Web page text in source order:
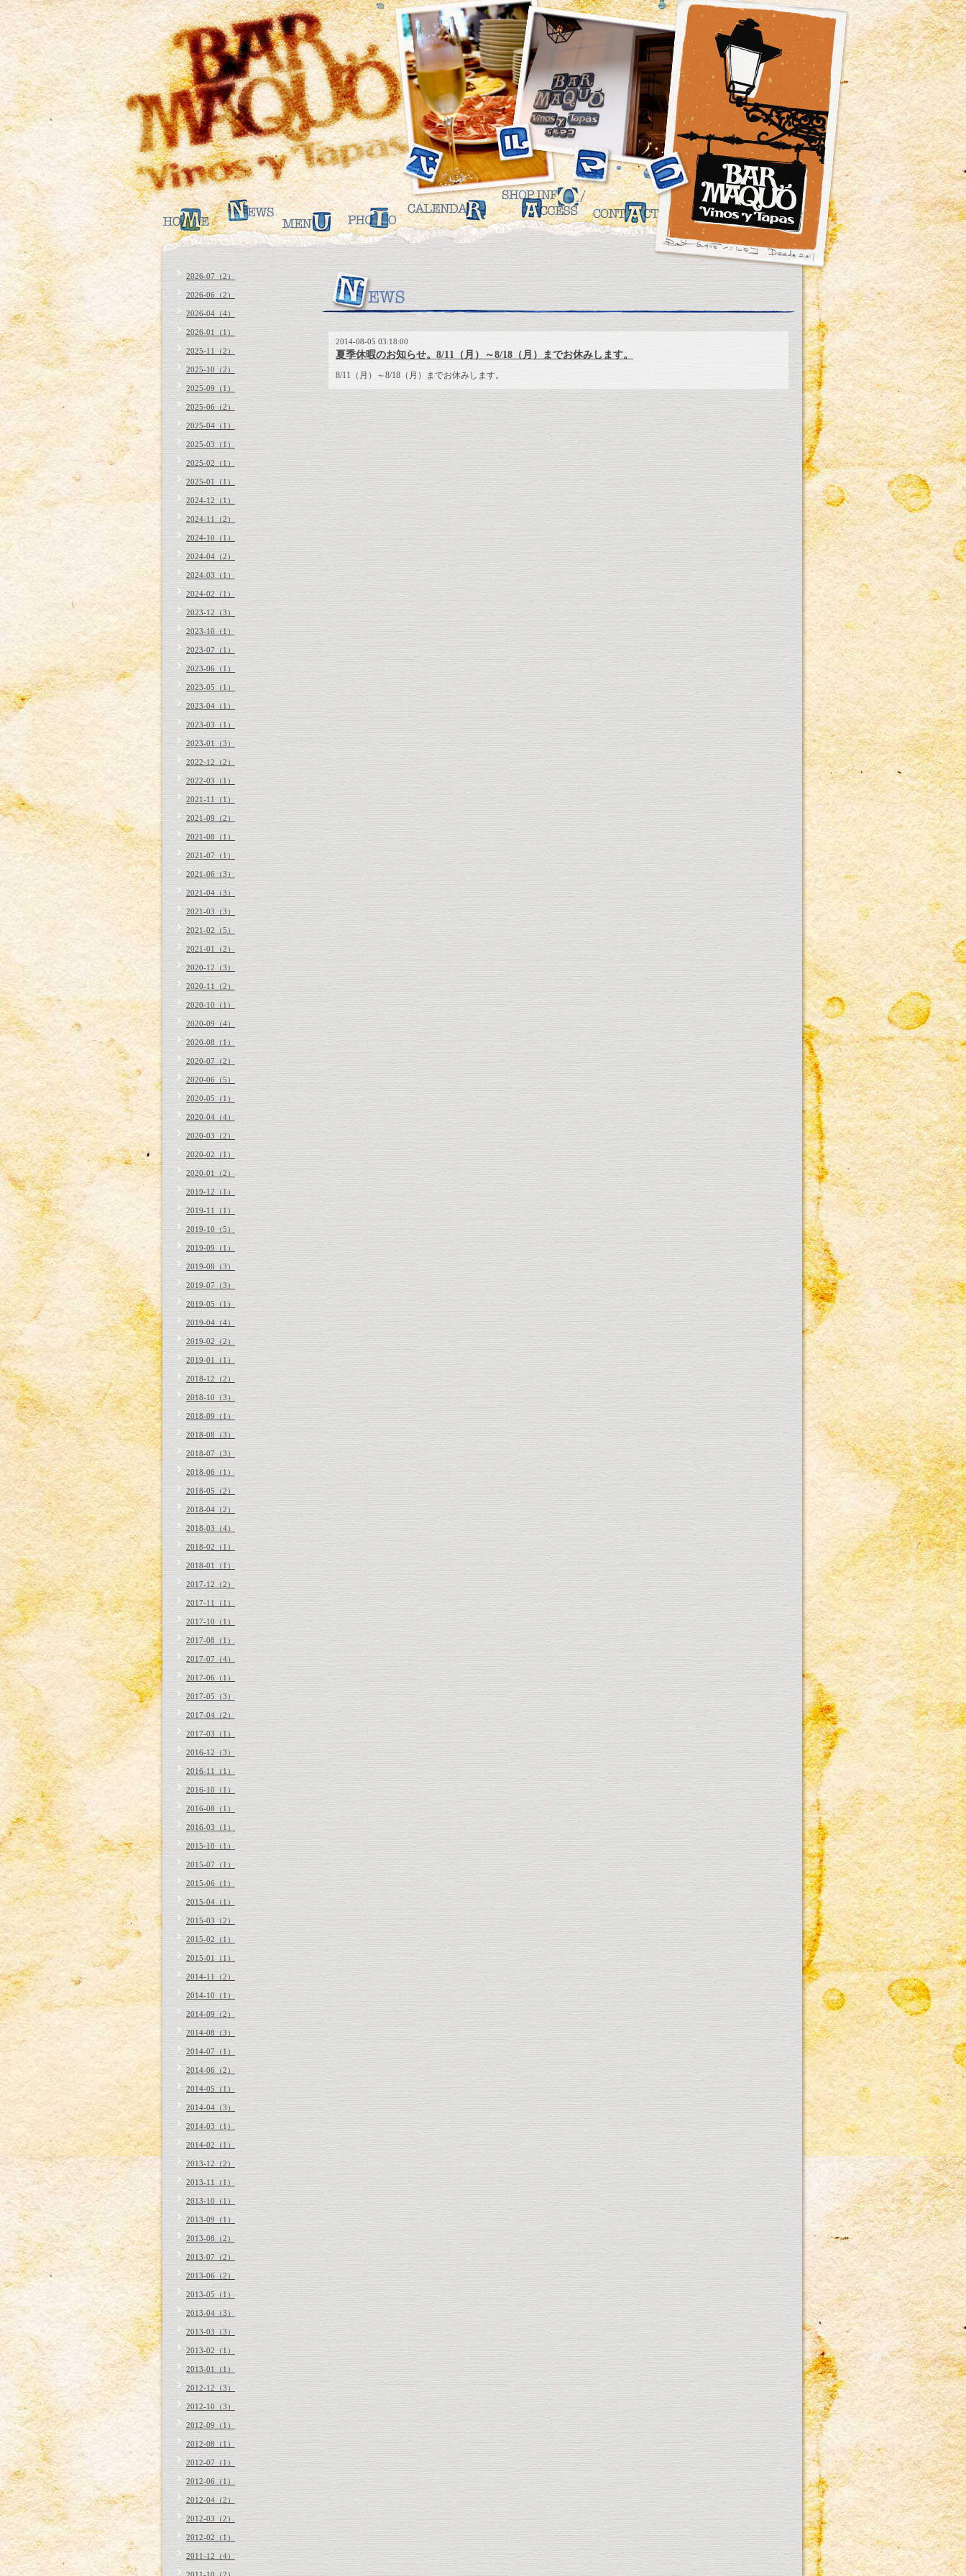
2014-08-05 03:18:00
夏季休暇のお知らせ。8/11（月）～8/18（月）までお休みします。
8/11（月）～8/18（月）までお休みします。
2026-07（2）
2026-06（2）
2026-04（4）
2026-01（1）
2025-11（2）
2025-10（2）
2025-09（1）
2025-06（2）
2025-04（1）
2025-03（1）
2025-02（1）
2025-01（1）
2024-12（1）
2024-11（2）
2024-10（1）
2024-04（2）
2024-03（1）
2024-02（1）
2023-12（3）
2023-10（1）
2023-07（1）
2023-06（1）
2023-05（1）
2023-04（1）
2023-03（1）
2023-01（3）
2022-12（2）
2022-03（1）
2021-11（1）
2021-09（2）
2021-08（1）
2021-07（1）
2021-06（3）
2021-04（3）
2021-03（3）
2021-02（5）
2021-01（2）
2020-12（3）
2020-11（2）
2020-10（1）
2020-09（4）
2020-08（1）
2020-07（2）
2020-06（5）
2020-05（1）
2020-04（4）
2020-03（2）
2020-02（1）
2020-01（2）
2019-12（1）
2019-11（1）
2019-10（5）
2019-09（1）
2019-08（3）
2019-07（3）
2019-05（1）
2019-04（4）
2019-02（2）
2019-01（1）
2018-12（2）
2018-10（3）
2018-09（1）
2018-08（3）
2018-07（3）
2018-06（1）
2018-05（2）
2018-04（2）
2018-03（4）
2018-02（1）
2018-01（1）
2017-12（2）
2017-11（1）
2017-10（1）
2017-08（1）
2017-07（4）
2017-06（1）
2017-05（3）
2017-04（2）
2017-03（1）
2016-12（3）
2016-11（1）
2016-10（1）
2016-08（1）
2016-03（1）
2015-10（1）
2015-07（1）
2015-06（1）
2015-04（1）
2015-03（2）
2015-02（1）
2015-01（1）
2014-11（2）
2014-10（1）
2014-09（2）
2014-08（3）
2014-07（1）
2014-06（2）
2014-05（1）
2014-04（3）
2014-03（1）
2014-02（1）
2013-12（2）
2013-11（1）
2013-10（1）
2013-09（1）
2013-08（2）
2013-07（2）
2013-06（2）
2013-05（1）
2013-04（3）
2013-03（3）
2013-02（1）
2013-01（1）
2012-12（3）
2012-10（3）
2012-09（1）
2012-08（1）
2012-07（1）
2012-06（1）
2012-04（2）
2012-03（2）
2012-02（1）
2011-12（4）